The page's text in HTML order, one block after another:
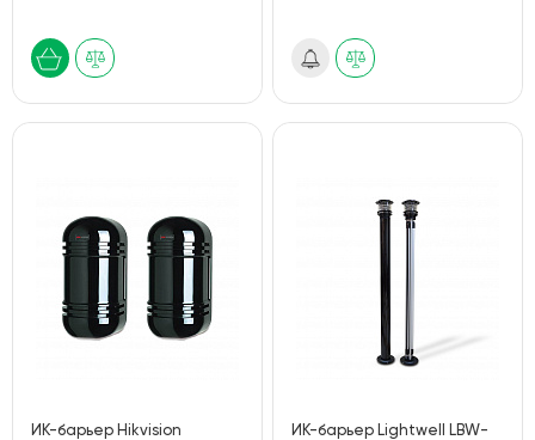
ИК-барьер Hikvision
ИК-барьер Lightwell LBW-